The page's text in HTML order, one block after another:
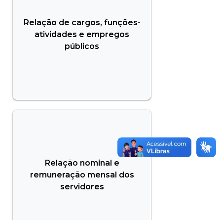
Relação de cargos, funções-
atividades e empregos
públicos
Relação nominal e
remuneração mensal dos
servidores